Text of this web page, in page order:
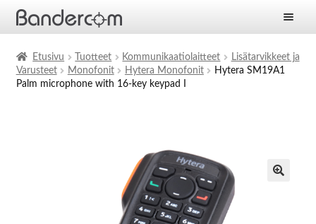
Tuotteet
valikko
Etusivu Tuotteet Kommunikaatiolaitteet
Lisätarvikkeet ja
Varusteet
Monofonit Hytera Monofonit
Hytera SM19A1
Palm microphone with 16-key keypad I